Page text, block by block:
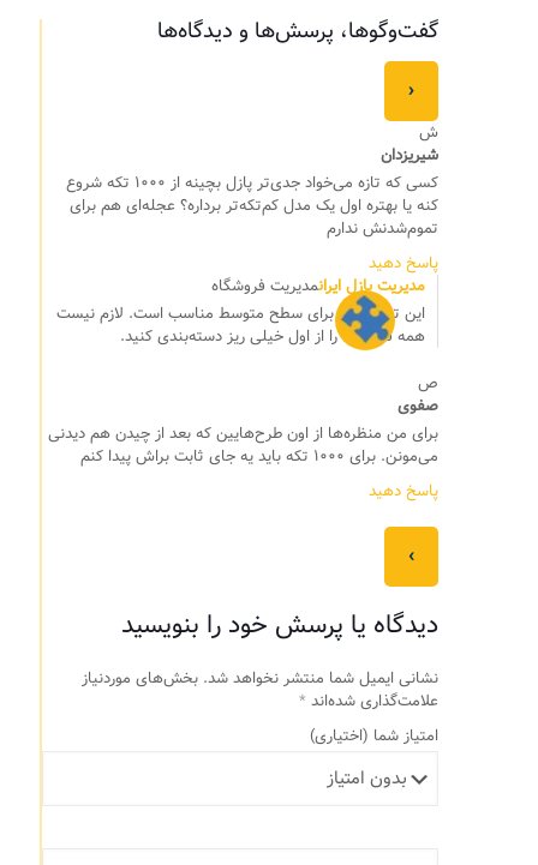
گفت‌وگوها، پرسش‌ها و دیدگاه‌ها
›
ش
شیریزدان
کسی که تازه می‌خواد جدی‌تر پازل بچینه از ۱۰۰۰ تکه شروع
کنه یا بهتره اول یک مدل کم‌تکه‌تر برداره؟ عجله‌ای هم برای
تموم‌شدنش ندارم
پاسخ دهید
مدیریت پازل ایرانمدیریت فروشگاه
این تعداد تکه برای سطح متوسط مناسب است. لازم نیست
همه قطعه‌ها را از اول خیلی ریز دسته‌بندی کنید.
ص
صفوی
برای من منظره‌ها از اون طرح‌هایین که بعد از چیدن هم دیدنی
می‌مونن. برای ۱۰۰۰ تکه باید یه جای ثابت براش پیدا کنم
پاسخ دهید
‹
دیدگاه یا پرسش خود را بنویسید
نشانی ایمیل شما منتشر نخواهد شد. بخش‌های موردنیاز
علامت‌گذاری شده‌اند *
امتیاز شما (اختیاری)